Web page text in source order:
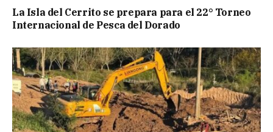
La Isla del Cerrito se prepara para el 22° Torneo
Internacional de Pesca del Dorado